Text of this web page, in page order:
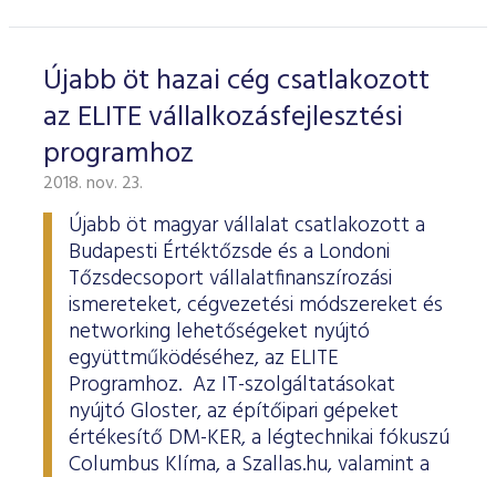
Újabb öt hazai cég csatlakozott
az ELITE vállalkozásfejlesztési
programhoz
2018. nov. 23.
Újabb öt magyar vállalat csatlakozott a
Budapesti Értéktőzsde és a Londoni
Tőzsdecsoport vállalatfinanszírozási
ismereteket, cégvezetési módszereket és
networking lehetőségeket nyújtó
együttműködéséhez, az ELITE
Programhoz. Az IT-szolgáltatásokat
nyújtó Gloster, az építőipari gépeket
értékesítő DM-KER, a légtechnikai fókuszú
Columbus Klíma, a Szallas.hu, valamint a